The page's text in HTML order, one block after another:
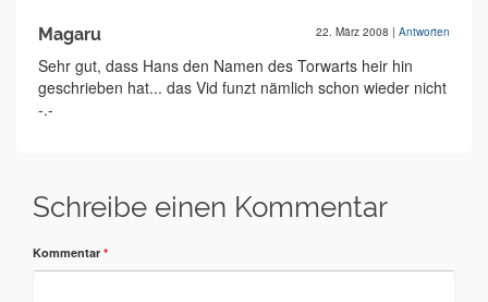
Magaru 22. März 2008 | Antworten
Sehr gut, dass Hans den Namen des Torwarts heir hin
geschrieben hat... das Vid funzt nämlich schon wieder nicht
-.-
Schreibe einen Kommentar
Kommentar *